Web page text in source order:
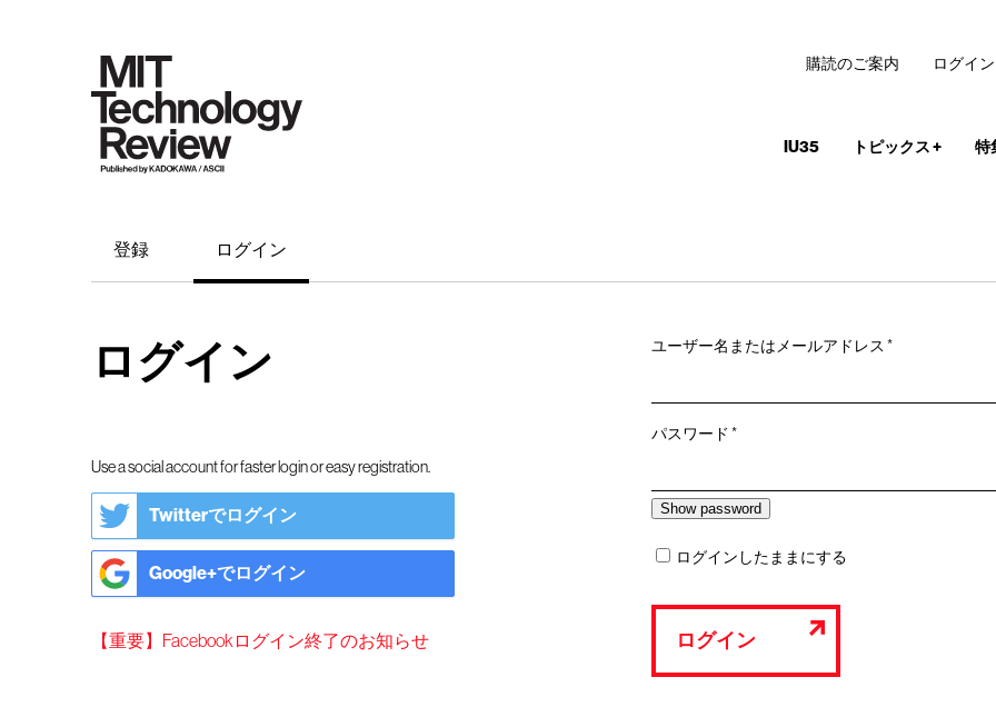
IU35 トピックス+ 特
購読のご案内 ログイン
登録 ログイン
ログイン
Use a social account for faster login or easy registration.
Twitterでログイン
Google+でログイン
【重要】Facebookログイン終了のお知らせ
ユーザー名またはメールアドレス*必
パスワード*必
ログインしたままにする
ログイン